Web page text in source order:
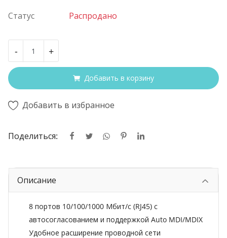
Статус Распродано
- +
Добавить в корзину
Добавить в избранное
Поделиться:
Описание
8 портов 10/100/1000 Мбит/с (RJ45) с
автосогласованием и поддержкой Auto MDI/MDIX
Удобное расширение проводной сети